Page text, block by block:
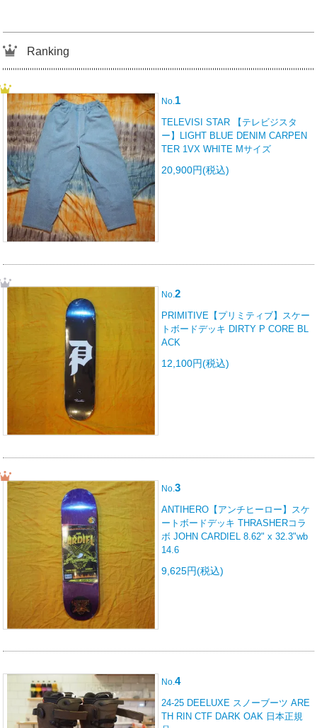
Ranking
No.1
TELEVISI STAR 【テレビジスタ
ー】LIGHT BLUE DENIM CARPEN
TER 1VX WHITE Mサイズ
20,900円(税込)
No.2
PRIMITIVE【プリミティブ】スケー
トボードデッキ DIRTY P CORE BL
ACK
12,100円(税込)
No.3
ANTIHERO【アンチヒーロー】スケ
ートボードデッキ THRASHERコラ
ボ JOHN CARDIEL 8.62" x 32.3"wb
14.6
9,625円(税込)
No.4
24-25 DEELUXE スノーブーツ ARE
TH RIN CTF DARK OAK 日本正規